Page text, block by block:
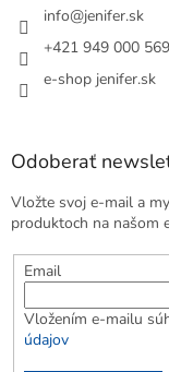
info@jenifer.sk
+421 949 000 569
e-shop jenifer.sk
Odoberať
Vložte svoj e-mail a
produktoch na našom
Email
Vložením e-mailu
údajov